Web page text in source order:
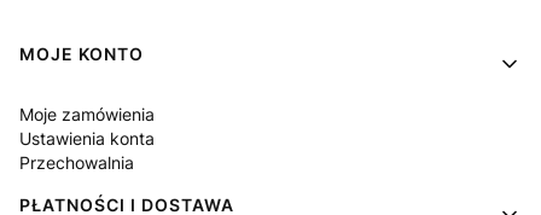
Linki w stopce
MOJE KONTO
Moje zamówienia
Ustawienia konta
Przechowalnia
PŁATNOŚCI I DOSTAWA